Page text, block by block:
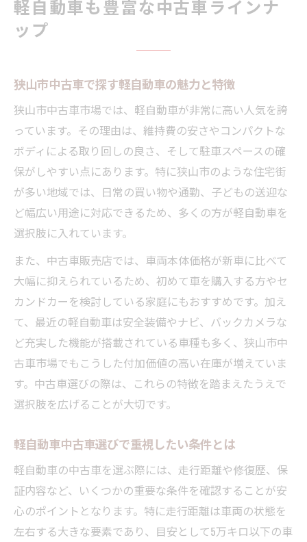
軽自動車も豊富な中古車ラインナ
ップ
狭山市中古車で探す軽自動車の魅力と特徴
狭山市中古車市場では、軽自動車が非常に高い人気を誇
っています。その理由は、維持費の安さやコンパクトな
ボディによる取り回しの良さ、そして駐車スペースの確
保がしやすい点にあります。特に狭山市のような住宅街
が多い地域では、日常の買い物や通勤、子どもの送迎な
ど幅広い用途に対応できるため、多くの方が軽自動車を
選択肢に入れています。
また、中古車販売店では、車両本体価格が新車に比べて
大幅に抑えられているため、初めて車を購入する方やセ
カンドカーを検討している家庭にもおすすめです。加え
て、最近の軽自動車は安全装備やナビ、バックカメラな
ど充実した機能が搭載されている車種も多く、狭山市中
古車市場でもこうした付加価値の高い在庫が増えていま
す。中古車選びの際は、これらの特徴を踏まえたうえで
選択肢を広げることが大切です。
軽自動車中古車選びで重視したい条件とは
軽自動車の中古車を選ぶ際には、走行距離や修復歴、保
証内容など、いくつかの重要な条件を確認することが安
心のポイントとなります。特に走行距離は車両の状態を
左右する大きな要素であり、目安として5万キロ以下の車